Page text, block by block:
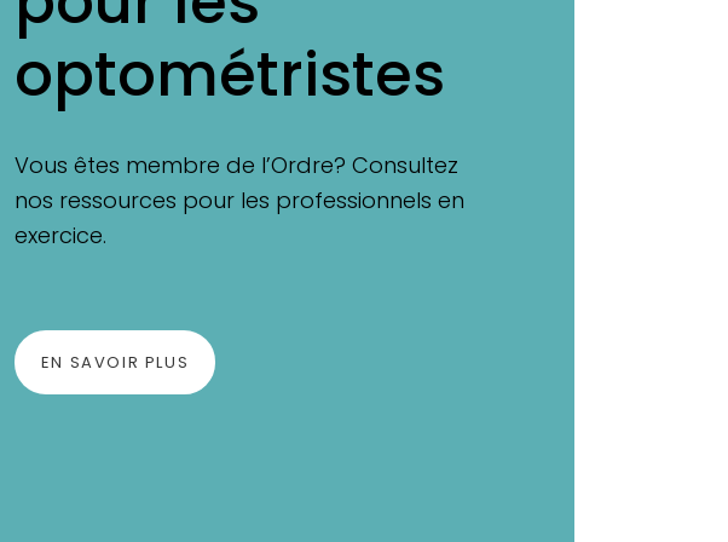
optométristes
Vous êtes membre de l’Ordre? Consultez
nos ressources pour les professionnels en
exercice.
EN SAVOIR PLUS